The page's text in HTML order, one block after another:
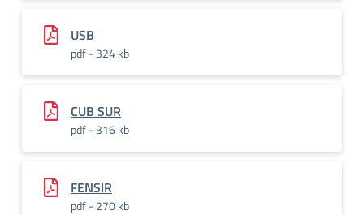
USB
pdf - 324 kb
CUB SUR
pdf - 316 kb
FENSIR
pdf - 270 kb